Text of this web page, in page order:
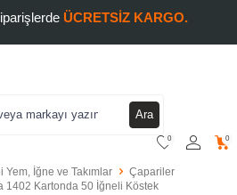
ÜCRETSİZ KARGO.
Ara
0 0
Yem, İğne ve Takımlar
Çapariler
1402 Kartonda 50 İğneli Köstek